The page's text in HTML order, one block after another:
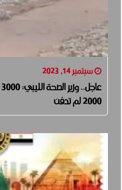
سبتمبر 14, 2023
2000 لم تدفن